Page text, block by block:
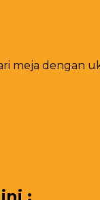
meja dengan